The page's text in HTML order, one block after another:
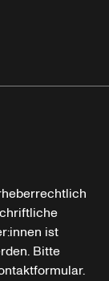
ist
Bitte